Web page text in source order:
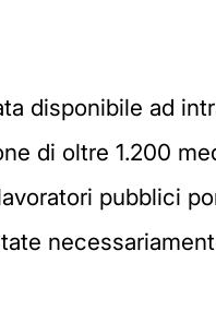
disponibile ad
di oltre 1.200
pubblici